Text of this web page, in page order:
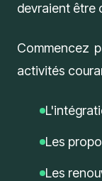
devraient être
Commencez
activités
Les
Les